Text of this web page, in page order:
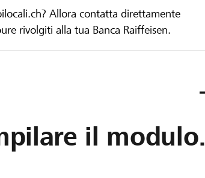
Allora contatta direttamente
rivolgiti alla tua Banca Raiffeisen.
il modulo.